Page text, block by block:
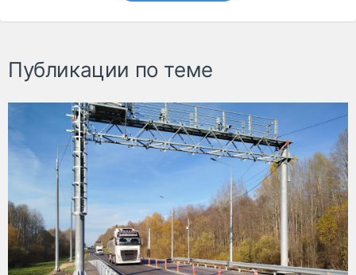
Публикации по теме